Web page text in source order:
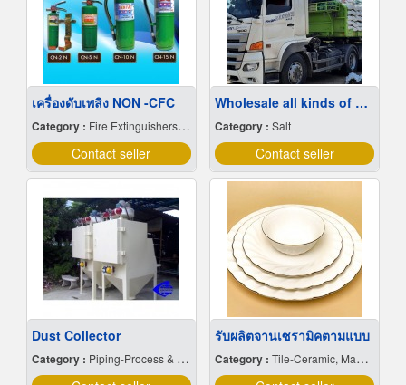
เครื่องดับเพลิง NON -CFC
Category : Fire Extinguishers & Equipment
Contact seller
Wholesale all kinds of sea salt at cheap prices
Category : Salt
Contact seller
Dust Collector
Category : Piping-Process & Industrial
รับผลิตจานเซรามิคตามแบบ
Category : Tile-Ceramic, Manufacturers & Distributors